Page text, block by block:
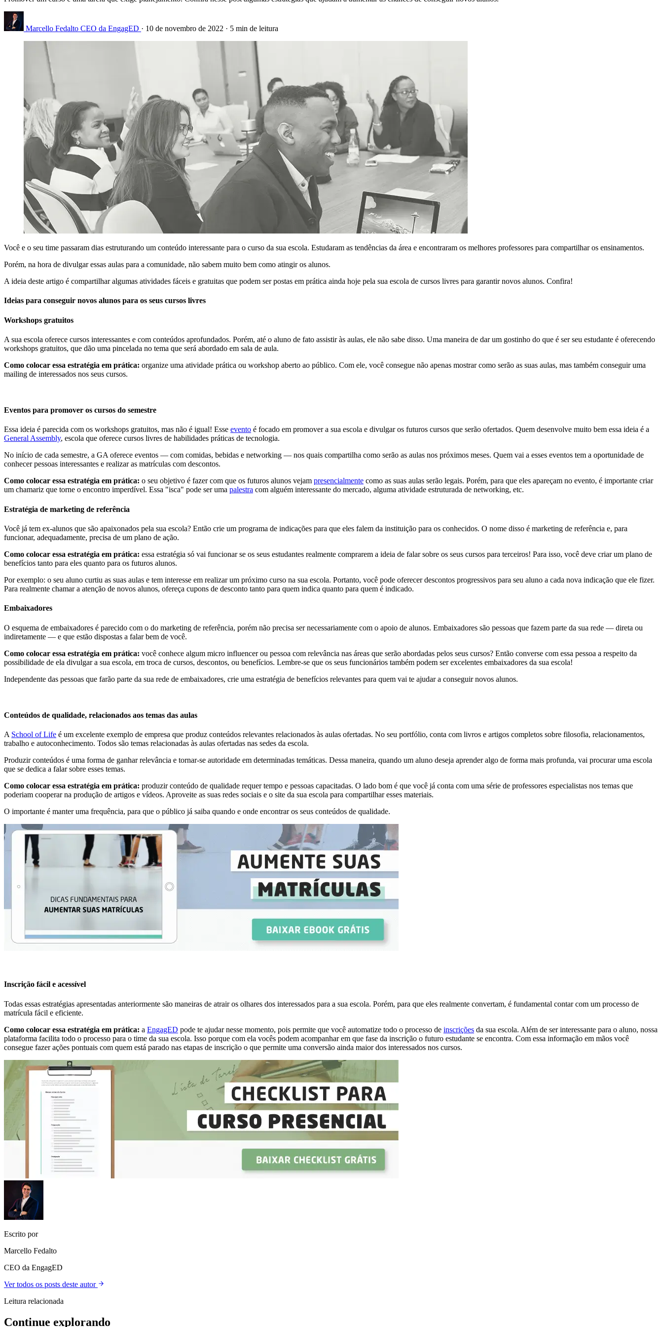
Marcello Fedalto CEO da EngagED · 10 de novembro de 2022 · 5 min de leitura
Você e o seu time passaram dias estruturando um conteúdo interessante para o curso da sua escola. Estudaram as tendências da área e encontraram os melhores professores para compartilhar os ensinamentos.
Porém, na hora de divulgar essas aulas para a comunidade, não sabem muito bem como atingir os alunos.
A ideia deste artigo é compartilhar algumas atividades fáceis e gratuitas que podem ser postas em prática ainda hoje pela sua escola de cursos livres para garantir novos alunos. Confira!
Ideias para conseguir novos alunos para os seus cursos livres
Workshops gratuitos
A sua escola oferece cursos interessantes e com conteúdos aprofundados. Porém, até o aluno de fato assistir às aulas, ele não sabe disso. Uma maneira de dar um gostinho do que é ser seu estudante é oferecendo
workshops gratuitos, que dão uma pincelada no tema que será abordado em sala de aula.
Como colocar essa estratégia em prática: organize uma atividade prática ou workshop aberto ao público. Com ele, você consegue não apenas mostrar como serão as suas aulas, mas também conseguir uma
mailing de interessados nos seus cursos.
Eventos para promover os cursos do semestre
Essa ideia é parecida com os workshops gratuitos, mas não é igual! Esse evento é focado em promover a sua escola e divulgar os futuros cursos que serão ofertados. Quem desenvolve muito bem essa ideia é a
General Assembly, escola que oferece cursos livres de habilidades práticas de tecnologia.
No início de cada semestre, a GA oferece eventos — com comidas, bebidas e networking — nos quais compartilha como serão as aulas nos próximos meses. Quem vai a esses eventos tem a oportunidade de
conhecer pessoas interessantes e realizar as matrículas com descontos.
Como colocar essa estratégia em prática: o seu objetivo é fazer com que os futuros alunos vejam presencialmente como as suas aulas serão legais. Porém, para que eles apareçam no evento, é importante criar
um chamariz que torne o encontro imperdível. Essa "isca" pode ser uma palestra com alguém interessante do mercado, alguma atividade estruturada de networking, etc.
Estratégia de marketing de referência
Você já tem ex-alunos que são apaixonados pela sua escola? Então crie um programa de indicações para que eles falem da instituição para os conhecidos. O nome disso é marketing de referência e, para
funcionar, adequadamente, precisa de um plano de ação.
Como colocar essa estratégia em prática: essa estratégia só vai funcionar se os seus estudantes realmente comprarem a ideia de falar sobre os seus cursos para terceiros! Para isso, você deve criar um plano de
benefícios tanto para eles quanto para os futuros alunos.
Por exemplo: o seu aluno curtiu as suas aulas e tem interesse em realizar um próximo curso na sua escola. Portanto, você pode oferecer descontos progressivos para seu aluno a cada nova indicação que ele fizer.
Para realmente chamar a atenção de novos alunos, ofereça cupons de desconto tanto para quem indica quanto para quem é indicado.
Embaixadores
O esquema de embaixadores é parecido com o do marketing de referência, porém não precisa ser necessariamente com o apoio de alunos. Embaixadores são pessoas que fazem parte da sua rede — direta ou
indiretamente — e que estão dispostas a falar bem de você.
Como colocar essa estratégia em prática: você conhece algum micro influencer ou pessoa com relevância nas áreas que serão abordadas pelos seus cursos? Então converse com essa pessoa a respeito da
possibilidade de ela divulgar a sua escola, em troca de cursos, descontos, ou benefícios. Lembre-se que os seus funcionários também podem ser excelentes embaixadores da sua escola!
Independente das pessoas que farão parte da sua rede de embaixadores, crie uma estratégia de benefícios relevantes para quem vai te ajudar a conseguir novos alunos.
Conteúdos de qualidade, relacionados aos temas das aulas
A School of Life é um excelente exemplo de empresa que produz conteúdos relevantes relacionados às aulas ofertadas. No seu portfólio, conta com livros e artigos completos sobre filosofia, relacionamentos,
trabalho e autoconhecimento. Todos são temas relacionadas às aulas ofertadas nas sedes da escola.
Produzir conteúdos é uma forma de ganhar relevância e tornar-se autoridade em determinadas temáticas. Dessa maneira, quando um aluno deseja aprender algo de forma mais profunda, vai procurar uma escola
que se dedica a falar sobre esses temas.
Como colocar essa estratégia em prática: produzir conteúdo de qualidade requer tempo e pessoas capacitadas. O lado bom é que você já conta com uma série de professores especialistas nos temas que
poderiam cooperar na produção de artigos e vídeos. Aproveite as suas redes sociais e o site da sua escola para compartilhar esses materiais. ‍
O importante é manter uma frequência, para que o público já saiba quando e onde encontrar os seus conteúdos de qualidade.
Inscrição fácil e acessível
Todas essas estratégias apresentadas anteriormente são maneiras de atrair os olhares dos interessados para a sua escola. Porém, para que eles realmente convertam, é fundamental contar com um processo de
matrícula fácil e eficiente.
Como colocar essa estratégia em prática: a EngagED pode te ajudar nesse momento, pois permite que você automatize todo o processo de inscrições da sua escola. Além de ser interessante para o aluno, nossa
plataforma facilita todo o processo para o time da sua escola. Isso porque com ela vocês podem acompanhar em que fase da inscrição o futuro estudante se encontra. Com essa informação em mãos você
consegue fazer ações pontuais com quem está parado nas etapas de inscrição o que permite uma conversão ainda maior dos interessados nos cursos.
Escrito por
Marcello Fedalto
CEO da EngagED
Ver todos os posts deste autor
Leitura relacionada
Continue explorando